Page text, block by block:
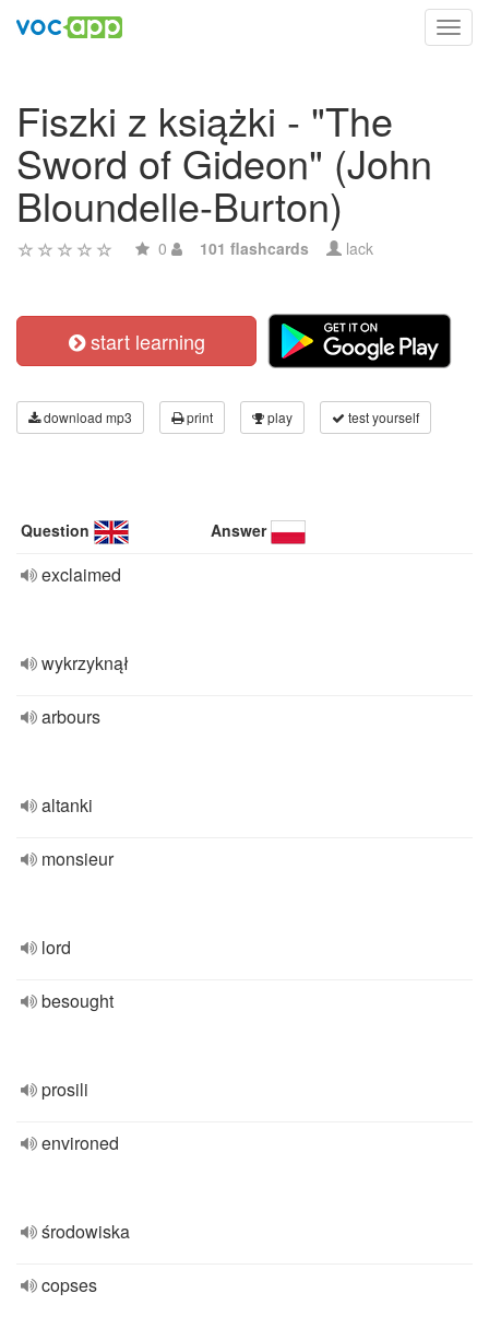
Fiszki z książki - "The
Sword of Gideon" (John
Bloundelle-Burton)
0 101 flashcards lack
start learning
download mp3 print play test yourself
Question Answer
exclaimed
wykrzyknął
arbours
altanki
monsieur
lord
besought
prosili
environed
środowiska
copses